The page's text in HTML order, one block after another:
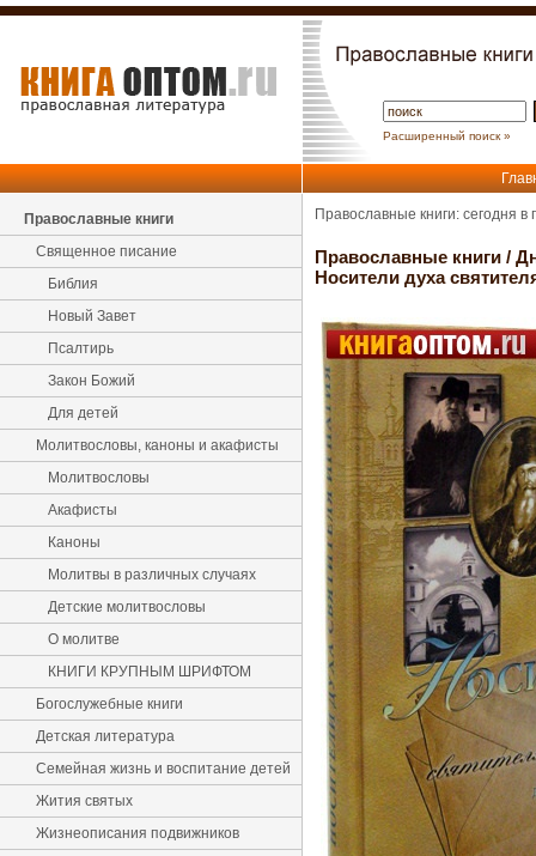
Расширенный поиск »
Православные книги
Священное писание
Библия
Новый Завет
Псалтирь
Закон Божий
Для детей
Молитвословы, каноны и акафисты
Молитвословы
Акафисты
Каноны
Молитвы в различных случаях
Детские молитвословы
О молитве
КНИГИ КРУПНЫМ ШРИФТОМ
Богослужебные книги
Детская литература
Семейная жизнь и воспитание детей
Жития святых
Жизнеописания подвижников
Православные книги: сегодня
Православные книги /
Носители духа